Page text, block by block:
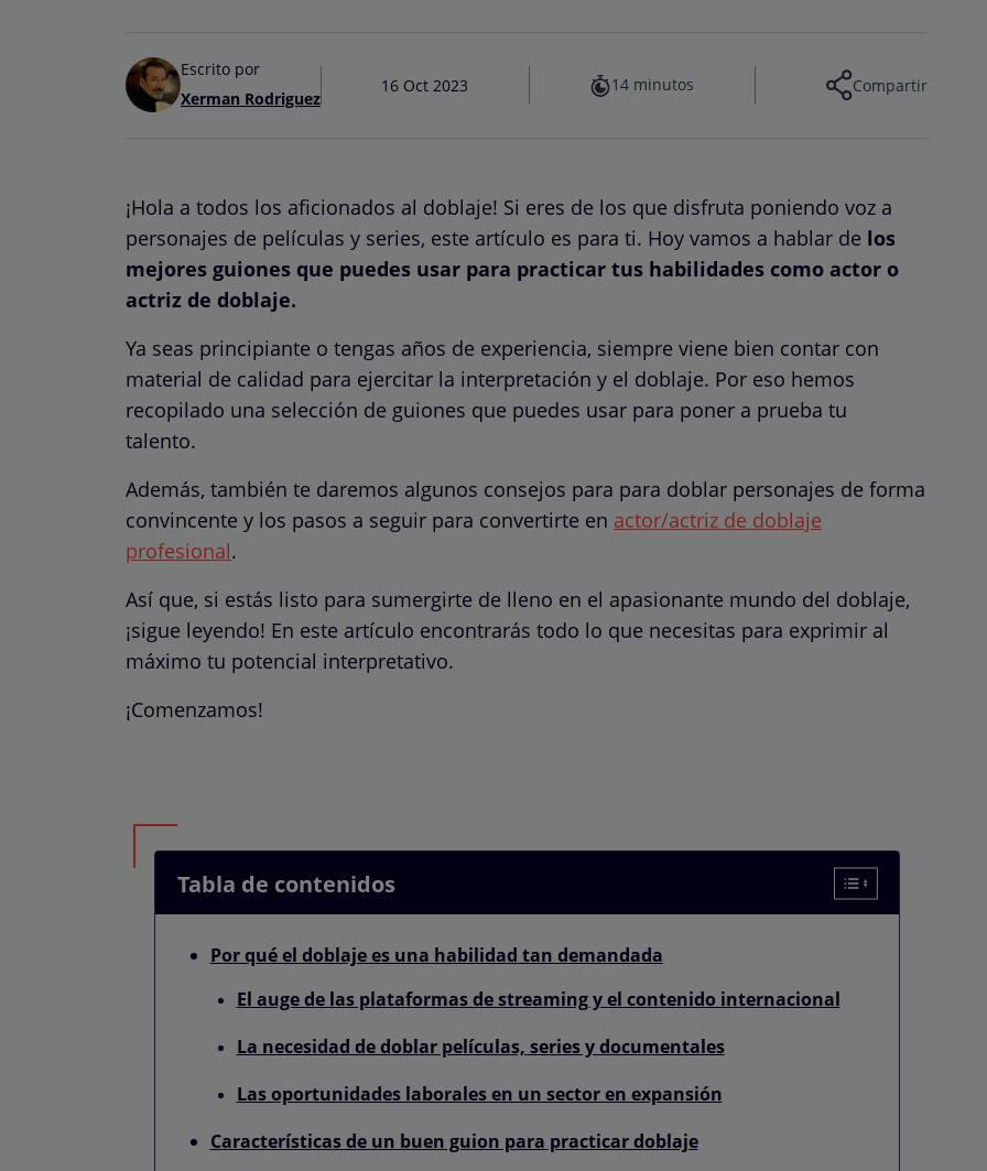
Escrito por
Xerman Rodriguez
16 Oct 2023 14 minutos Compartir
¡Hola a todos los aficionados al doblaje! Si eres de los que disfruta poniendo voz a
personajes de películas y series, este artículo es para ti. Hoy vamos a hablar de los
mejores guiones que puedes usar para practicar tus habilidades como actor o
actriz de doblaje.
Ya seas principiante o tengas años de experiencia, siempre viene bien contar con
material de calidad para ejercitar la interpretación y el doblaje. Por eso hemos
recopilado una selección de guiones que puedes usar para poner a prueba tu
talento.
Además, también te daremos algunos consejos para para doblar personajes de forma
convincente y los pasos a seguir para convertirte en actor/actriz de doblaje
profesional.
Así que, si estás listo para sumergirte de lleno en el apasionante mundo del doblaje,
¡sigue leyendo! En este artículo encontrarás todo lo que necesitas para exprimir al
máximo tu potencial interpretativo.
¡Comenzamos!
Tabla de contenidos
Por qué el doblaje es una habilidad tan demandada
El auge de las plataformas de streaming y el contenido internacional
La necesidad de doblar películas, series y documentales
Las oportunidades laborales en un sector en expansión
Características de un buen guion para practicar doblaje